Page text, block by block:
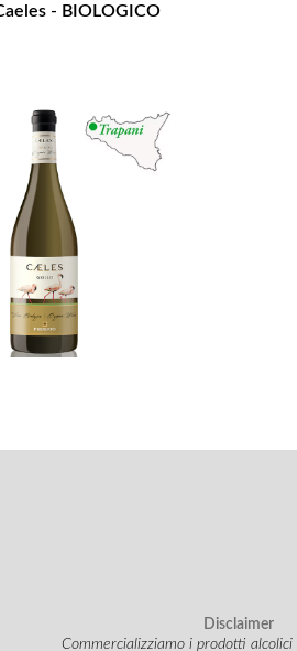
- BIOLOGICO
Disclaimer
Commercializziamo i prodotti alcolici